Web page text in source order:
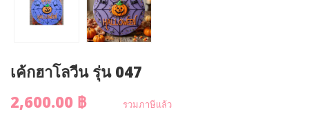
เค้กฮาโลวีน รุ่น 047
2,600.00 ฿
รวมภาษีแล้ว